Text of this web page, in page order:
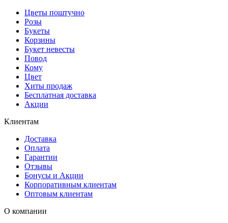
Цветы поштучно
Розы
Букеты
Корзины
Букет невесты
Повод
Кому
Цвет
Хиты продаж
Бесплатная доставка
Акции
Клиентам
Доставка
Оплата
Гарантии
Отзывы
Бонусы и Акции
Корпоративным клиентам
Оптовым клиентам
О компании